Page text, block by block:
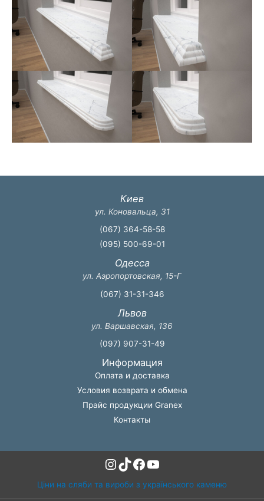
Киев
ул. Коновальца, 31
(067) 364-58-58
(095) 500-69-01
Одесса
ул. Аэропортовская, 15-Г
(067) 31-31-346
Львов
ул. Варшавская, 136
(097) 907-31-49
Информация
Оплата и доставка
Условия возврата и обмена
Прайс продукции Granex
Контакты
Instagram
TikTok
Facebook
YouTube
Ціни на сляби та вироби з українського каменю